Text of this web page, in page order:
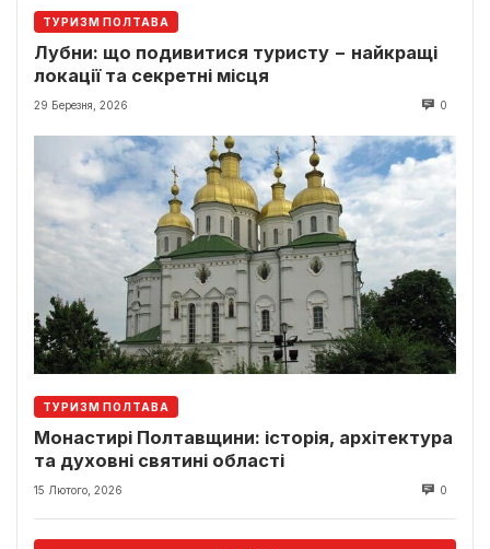
ТУРИЗМ ПОЛТАВА
Лубни: що подивитися туристу − найкращі
локації та секретні місця
29 Березня, 2026 0
ТУРИЗМ ПОЛТАВА
Монастирі Полтавщини: історія, архітектура
та духовні святині області
15 Лютого, 2026 0